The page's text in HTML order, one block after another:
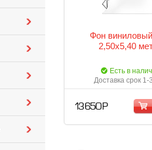
Фон
2,50x5,40
Есть в
Доставка срок 1-
13 650 Р